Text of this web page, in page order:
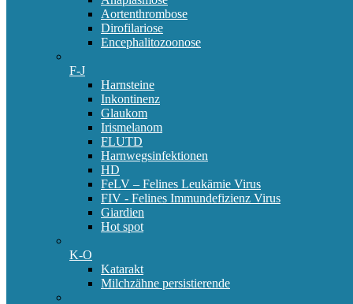
Aortenthrombose
Dirofilariose
Encephalitozoonose
F-J
Harnsteine
Inkontinenz
Glaukom
Irismelanom
FLUTD
Harnwegsinfektionen
HD
FeLV – Felines Leukämie Virus
FIV - Felines Immundefizienz Virus
Giardien
Hot spot
K-O
Katarakt
Milchzähne persistierende